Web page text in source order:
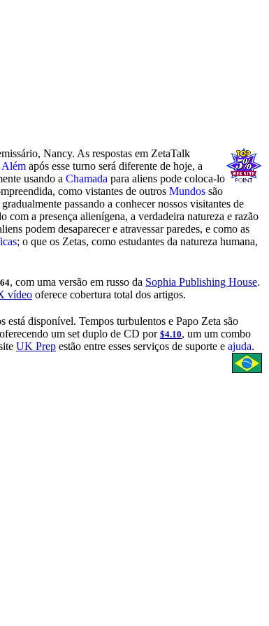
Nancy. As respostas em ZetaTalk
Além após esse turno será diferente de hoje, a
usando a Chamada para aliens pode coloca-lo
como vistantes de outros Mundos são
passando a conhecer nossos visitantes de
com a presença alienígena, a verdadeira natureza e razão
podem desaparecer e atravessar paredes, e como as
; o que os Zetas, como estudantes da natureza humana,
, com uma versão em russo da Sophia Publishing House.
vídeo oferece cobertura total dos artigos.
disponível. Tempos turbulentos e Papo Zeta são
um set duplo de CD por $4.10, um um combo
UK Prep estão entre esses serviços de suporte e ajuda.